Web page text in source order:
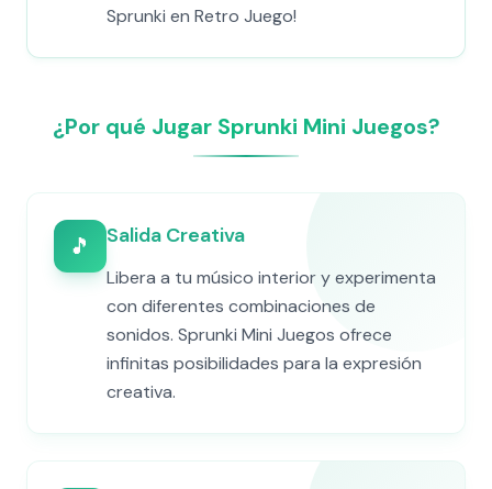
Sprunki en Retro Juego!
¿Por qué Jugar Sprunki Mini Juegos?
🎵 Salida Creativa
Libera a tu músico interior y experimenta
con diferentes combinaciones de
sonidos. Sprunki Mini Juegos ofrece
infinitas posibilidades para la expresión
creativa.